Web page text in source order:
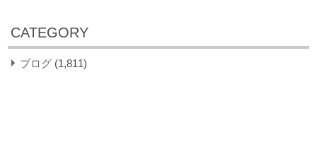
CATEGORY
ブログ (1,811)